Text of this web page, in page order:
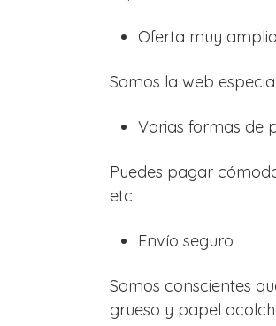
Oferta muy amplia
Somos la web
Varias formas de
Puedes pagar
etc.
Envío seguro
Somos conscientes
grueso y papel